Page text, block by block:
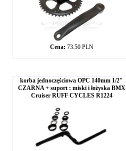
Cena: 73.50 PLN
korba jednoczęściowa OPC 140mm 1/2"
CZARNA + suport : miski i łożyska BMX
Cruiser RUFF CYCLES R1224